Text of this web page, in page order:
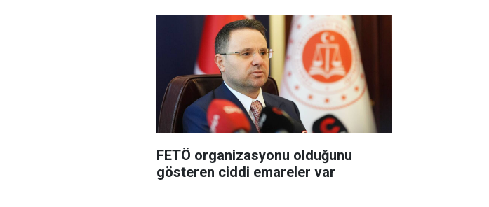
FETÖ organizasyonu olduğunu
gösteren ciddi emareler var